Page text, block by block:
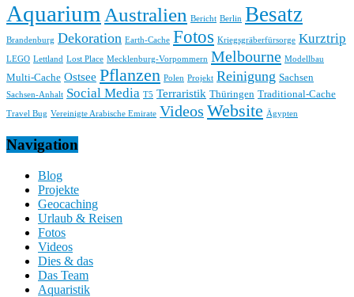
Aquarium Australien Bericht Berlin Besatz
Brandenburg Dekoration Earth-Cache Fotos Kriegsgräberfürsorge Kurztrip
LEGO Lettland Lost Place Mecklenburg-Vorpommern Melbourne Modellbau
Multi-Cache Ostsee Pflanzen Polen Projekt Reinigung Sachsen
Sachsen-Anhalt Social Media T5 Terraristik Thüringen Traditional-Cache
Travel Bug Vereinigte Arabische Emirate Videos Website Ägypten
Navigation
Blog
Projekte
Geocaching
Urlaub & Reisen
Fotos
Videos
Dies & das
Das Team
Aquaristik